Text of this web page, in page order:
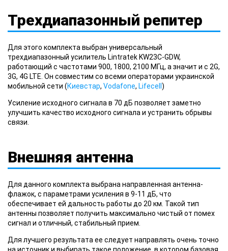
Трехдиапазонный репитер
Для этого комплекта выбран универсальный
трехдиапазонный усилитель Lintratek KW23С-GDW,
работающий с частотами 900, 1800, 2100 МГц, а значит и с 2G,
3G, 4G LTE. Он совместим со всеми операторами украинской
мобильной сети (Киевстар, Vodafone, Lifecell)
Усиление исходного сигнала в 70 дБ позволяет заметно
улучшить качество исходного сигнала и устранить обрывы
связи.
Внешняя антенна
Для данного комплекта выбрана направленная антенна-
флажок, с параметрами усиления в 9-11 дБ, что
обеспечивает ей дальность работы до 20 км. Такой тип
антенны позволяет получить максимально чистый от помех
сигнал и отличный, стабильный прием.
Для лучшего результата ее следует направлять очень точно
на источник и выбирать такое положение, в котором базовая